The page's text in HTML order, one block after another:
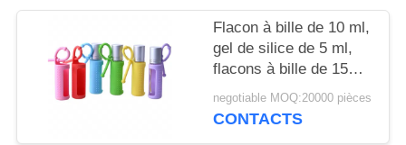
CAS
DEMANDEZ
Flacon à bille de 10 ml,
gel de silice de 5 ml,
flacons à bille de 15
ml, portable, monté sur
cordon, flacon à bille
negotiable MOQ:20000 pièces
CONTACTS